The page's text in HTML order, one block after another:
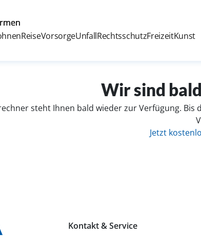
ReiseVorsorgeUnfallRechtsschutzFreizeitKunst
Wir sind
steht Ihnen bald wieder zur Verfügung. Bis
Jetzt
Kontakt & Service